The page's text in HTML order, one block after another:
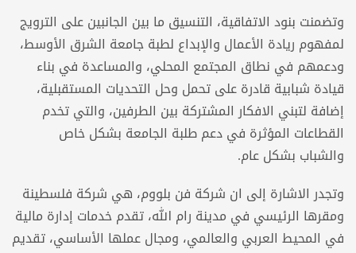
وتضمنت بنود الاتفاقية، التنسيق ما بين الجانبين على الترويج
لمفهوم ريادة الأعمال والإبداع لطبة جامعة الشرق الأوسط،
ودعمهم في نطاق المجتمع المحلي، والمساعدة في بناء
قيادة شبابية قادرة على تحمل وحل التحديات المستقبلية،
إضافة لتبني الافكار المشتركة بين الطرفين، والتي تخدم
القطاعات المؤثرة في دعم طلبة الجامعة بشكل خاص
والشباب بشكل عام.
وتجدر الاشارة إلى ان شركة فن بلووم، هي شركة فلسطينة
ومقرها الرئيسي في مدينة رام الله، تقدم خدمات إدارة مالية
في المحيط العربي والعالمي، ومجال عملها الأساسي، تقديم